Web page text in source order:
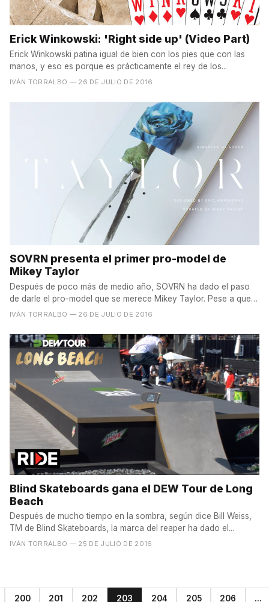
Erick Winkowski: 'Right side up' (Video Part)
Erick Winkowski patina igual de bien con los pies que con las
manos, y eso es porque es prácticamente el rey de los...
IVÁN TORRALBO — 26 DE JULIO DE 2016
SOVRN presenta el primer pro-model de
Mikey Taylor
Después de poco más de medio año, SOVRN ha dado el paso
de darle el pro-model que se merece Mikey Taylor. Pese a que
el...
IVÁN TORRALBO — 26 DE JULIO DE 2016
Blind Skateboards gana el DEW Tour de Long
Beach
Después de mucho tiempo en la sombra, según dice Bill Weiss,
TM de Blind Skateboards, la marca del reaper ha dado el...
IVÁN TORRALBO — 25 DE JULIO DE 2016
200 201 202 203 204 205 206 ...